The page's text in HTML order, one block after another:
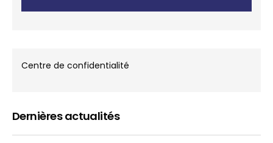
Centre de confidentialité
Dernières actualités